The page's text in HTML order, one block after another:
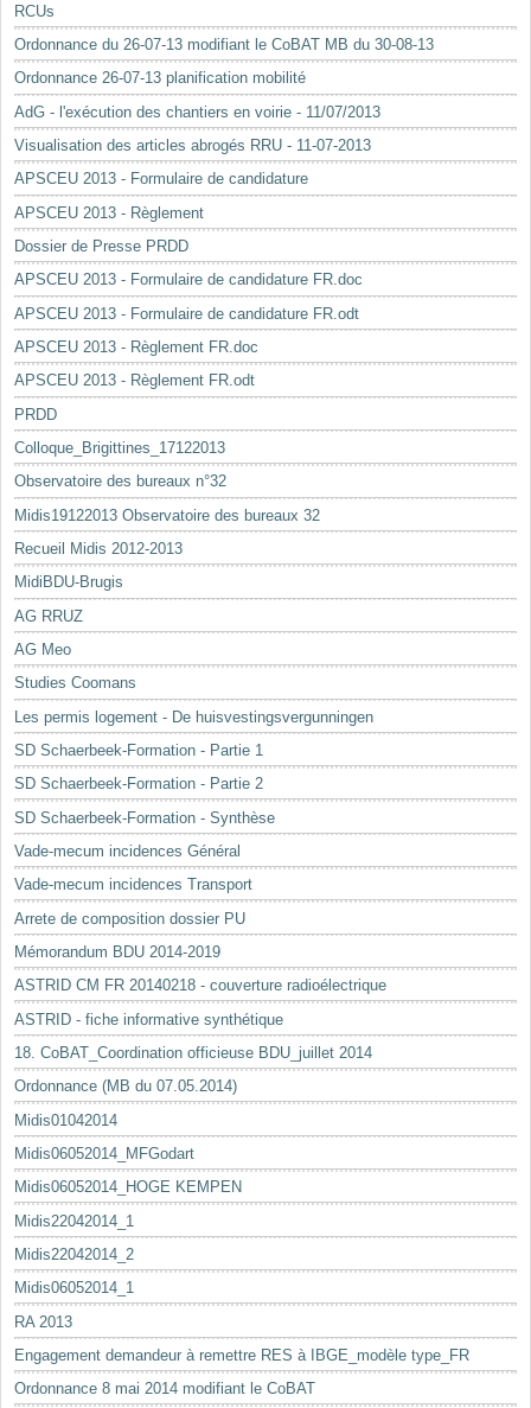
RCUs
Ordonnance du 26-07-13 modifiant le CoBAT MB du 30-08-13
Ordonnance 26-07-13 planification mobilité
AdG - l'exécution des chantiers en voirie - 11/07/2013
Visualisation des articles abrogés RRU - 11-07-2013
APSCEU 2013 - Formulaire de candidature
APSCEU 2013 - Règlement
Dossier de Presse PRDD
APSCEU 2013 - Formulaire de candidature FR.doc
APSCEU 2013 - Formulaire de candidature FR.odt
APSCEU 2013 - Règlement FR.doc
APSCEU 2013 - Règlement FR.odt
PRDD
Colloque_Brigittines_17122013
Observatoire des bureaux n°32
Midis19122013 Observatoire des bureaux 32
Recueil Midis 2012-2013
MidiBDU-Brugis
AG RRUZ
AG Meo
Studies Coomans
Les permis logement - De huisvestingsvergunningen
SD Schaerbeek-Formation - Partie 1
SD Schaerbeek-Formation - Partie 2
SD Schaerbeek-Formation - Synthèse
Vade-mecum incidences Général
Vade-mecum incidences Transport
Arrete de composition dossier PU
Mémorandum BDU 2014-2019
ASTRID CM FR 20140218 - couverture radioélectrique
ASTRID - fiche informative synthétique
18. CoBAT_Coordination officieuse BDU_juillet 2014
Ordonnance (MB du 07.05.2014)
Midis01042014
Midis06052014_MFGodart
Midis06052014_HOGE KEMPEN
Midis22042014_1
Midis22042014_2
Midis06052014_1
RA 2013
Engagement demandeur à remettre RES à IBGE_modèle type_FR
Ordonnance 8 mai 2014 modifiant le CoBAT